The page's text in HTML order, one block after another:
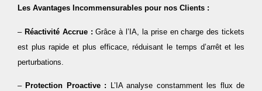
Les Avantages Incommensurables pour nos Clients :
– Réactivité Accrue : Grâce à l’IA, la prise en charge des tickets
est plus rapide et plus efficace, réduisant le temps d’arrêt et les
perturbations.
– Protection Proactive : L’IA analyse constamment les flux de